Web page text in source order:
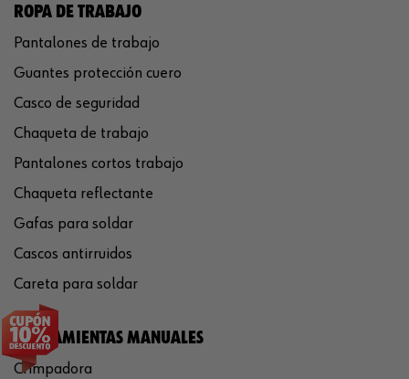
ROPA DE TRABAJO
Pantalones de trabajo
Guantes protección cuero
Casco de seguridad
Chaqueta de trabajo
Pantalones cortos trabajo
Chaqueta reflectante
Gafas para soldar
Cascos antirruidos
Careta para soldar
HERRAMIENTAS MANUALES
Crimpadora